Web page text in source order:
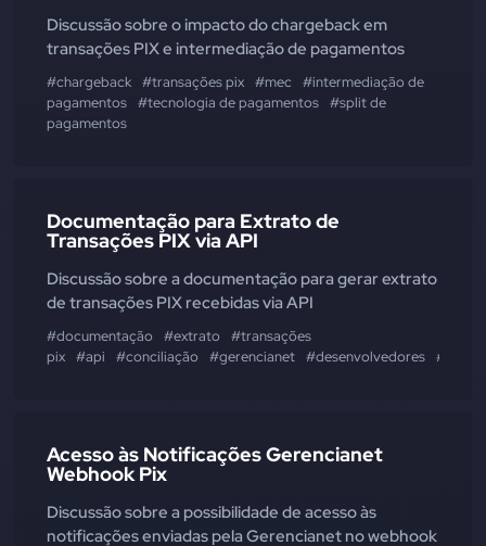
Discussão sobre o impacto do chargeback em
transações PIX e intermediação de pagamentos
#chargeback #transações pix #mec
#intermediação de
pagamentos #tecnologia de pagamentos #split de
pagamentos
Documentação para Extrato de
Transações PIX via API
Discussão sobre a documentação para gerar extrato
de transações PIX recebidas via API
#documentação #extrato
#transações
pix #api #conciliação #gerencianet #desenvolvedores
Acesso às Notificações Gerencianet
Webhook Pix
Discussão sobre a possibilidade de acesso às
notificações enviadas pela Gerencianet no webhook